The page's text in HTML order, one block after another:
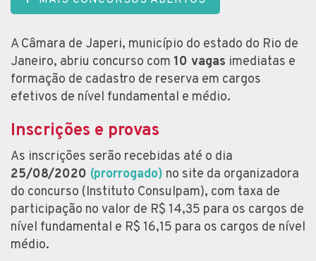
A Câmara de Japeri, município do estado do Rio de
Janeiro, abriu concurso com 10 vagas imediatas e
formação de cadastro de reserva em cargos
efetivos de nível fundamental e médio.
Inscrições e provas
As inscrições serão recebidas até o dia
25/08/2020 (prorrogado) no site da organizadora
do concurso (Instituto Consulpam), com taxa de
participação no valor de R$ 14,35 para os cargos de
nível fundamental e R$ 16,15 para os cargos de nível
médio.